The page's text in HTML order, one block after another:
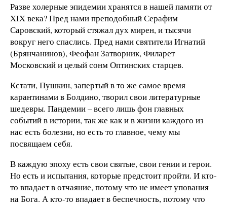
Разве холерные эпидемии хранятся в нашей памяти от
XIX века? Пред нами преподобный Серафим
Саровский, который стяжал дух мирен, и тысячи
вокруг него спаслись. Пред нами святители Игнатий
(Брянчанинов), Феофан Затворник, Филарет
Московский и целый сонм Оптинских старцев.
Кстати, Пушкин, запертый в то же самое время
карантинами в Болдино, творил свои литературные
шедевры. Пандемии – всего лишь фон главных
событий в истории, так же как и в жизни каждого из
нас есть болезни, но есть то главное, чему мы
посвящаем себя.
В каждую эпоху есть свои святые, свои гении и герои.
Но есть и испытания, которые предстоит пройти. И кто-
то впадает в отчаяние, потому что не имеет упования
на Бога. А кто-то впадает в беспечность, потому что